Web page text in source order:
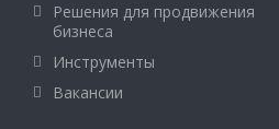
Решения для продвижения
бизнеса
Инструменты
Вакансии